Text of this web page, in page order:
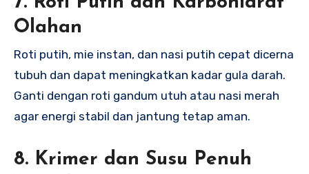
Olahan
Roti putih, mie instan, dan nasi putih cepat dicerna
tubuh dan dapat meningkatkan kadar gula darah.
Ganti dengan roti gandum utuh atau nasi merah
agar energi stabil dan jantung tetap aman.
8. Krimer dan Susu Penuh